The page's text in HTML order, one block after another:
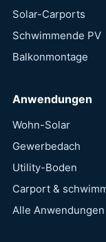
Solar-Carports
Schwimmende PV
Balkonmontage
Anwendungen
Wohn-Solar
Gewerbedach
Utility-Boden
Carport &
Alle Anwendungen